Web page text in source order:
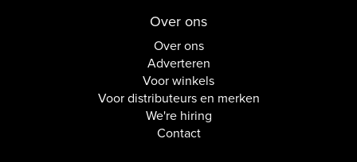
Over ons
Over ons
Adverteren
Voor winkels
Voor distributeurs en merken
We're hiring
Contact